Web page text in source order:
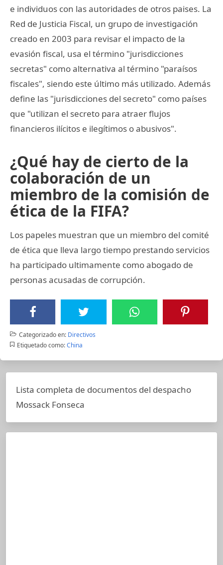
e individuos con las autoridades de otros paises. La
Red de Justicia Fiscal, un grupo de investigación
creado en 2003 para revisar el impacto de la
evasión fiscal, usa el término "jurisdicciones
secretas" como alternativa al término "paraísos
fiscales", siendo este último más utilizado. Además
define las "jurisdicciones del secreto" como países
que "utilizan el secreto para atraer flujos
financieros ilícitos e ilegítimos o abusivos".
¿Qué hay de cierto de la
colaboración de un
miembro de la comisión de
ética de la FIFA?
Los papeles muestran que un miembro del comité
de ética que lleva largo tiempo prestando servicios
ha participado ultimamente como abogado de
personas acusadas de corrupción.
Categorizado en: Directivos
Etiquetado como: China
Lista completa de documentos del despacho
Mossack Fonseca